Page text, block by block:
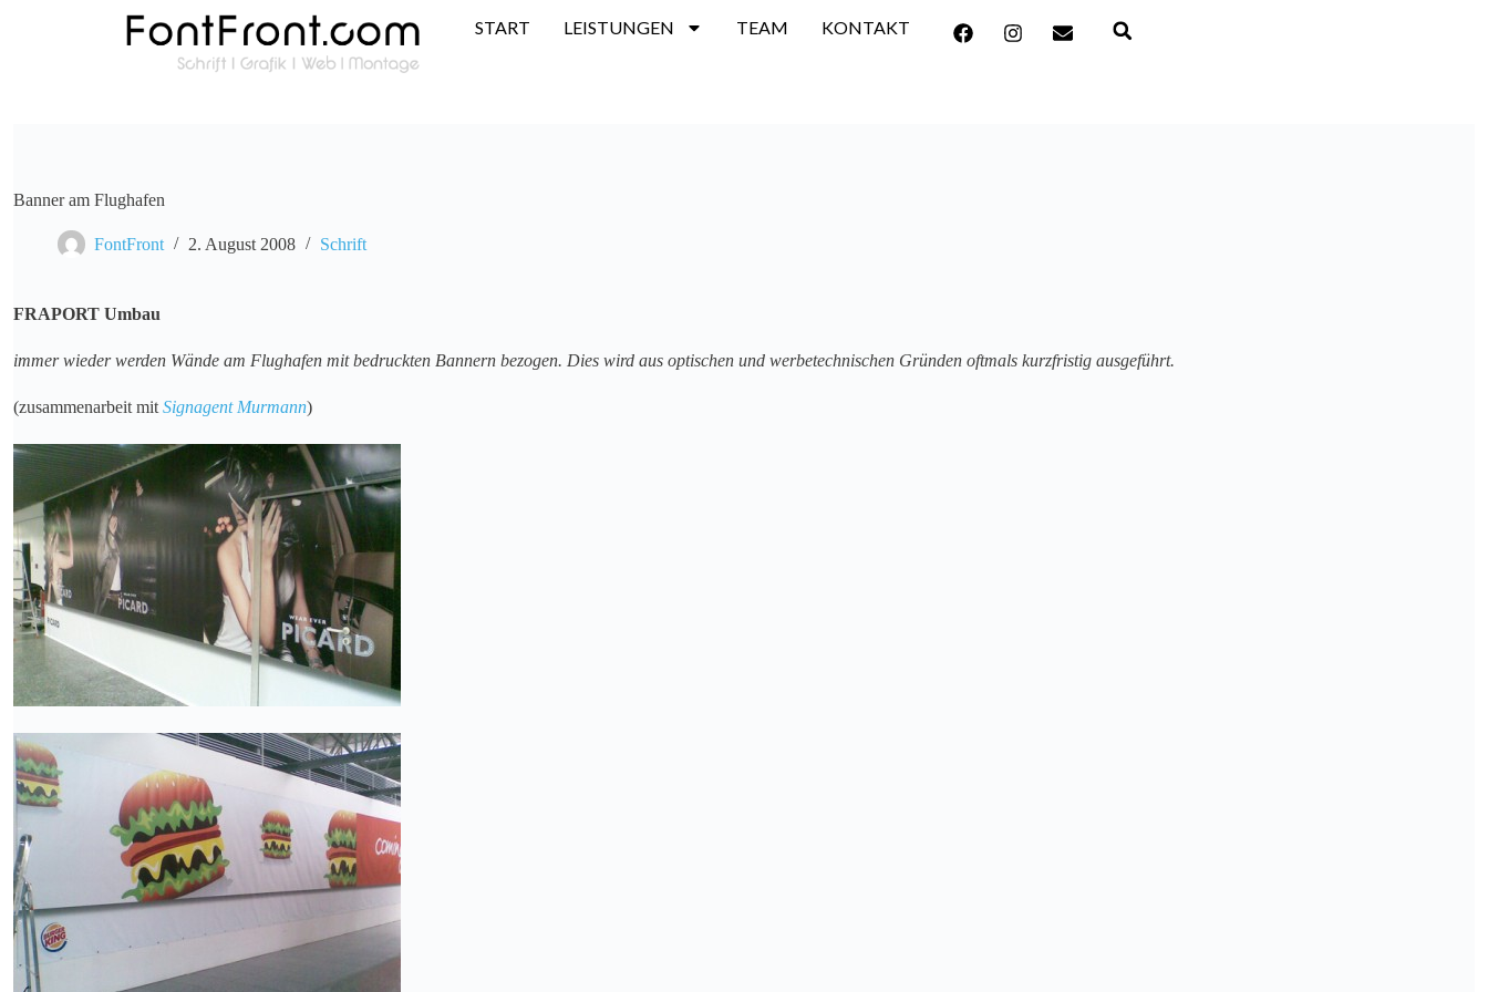
START LEISTUNGEN TEAM KONTAKT
Banner am Flughafen
FontFront 2. August 2008 Schrift
FRAPORT Umbau
immer wieder werden Wände am Flughafen mit bedruckten Bannern bezogen. Dies wird aus optischen und werbetechnischen Gründen oftmals kurzfristig ausgeführt.
(zusammenarbeit mit Signagent Murmann)